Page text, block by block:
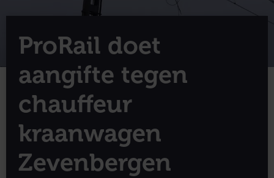
ProRail doet
aangifte tegen
chauffeur
kraanwagen
Zevenbergen